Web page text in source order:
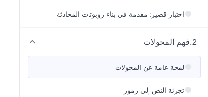
اختبار قصير: مقدمة في بناء روبوتات المحادثة
2
.فهم المحولات
لمحة عامة عن المحولات
تجزئة النص إلى رموز